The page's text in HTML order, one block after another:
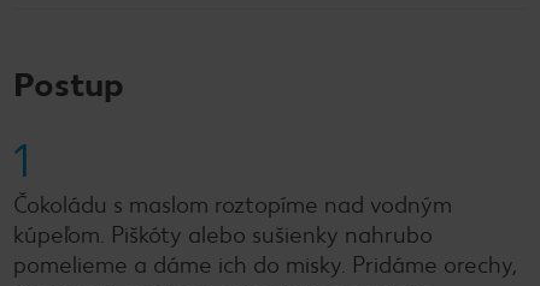
Postup
1
Čokoládu s maslom roztopíme nad vodným
kúpeľom. Piškóty alebo sušienky nahrubo
pomelieme a dáme ich do misky. Pridáme orechy,